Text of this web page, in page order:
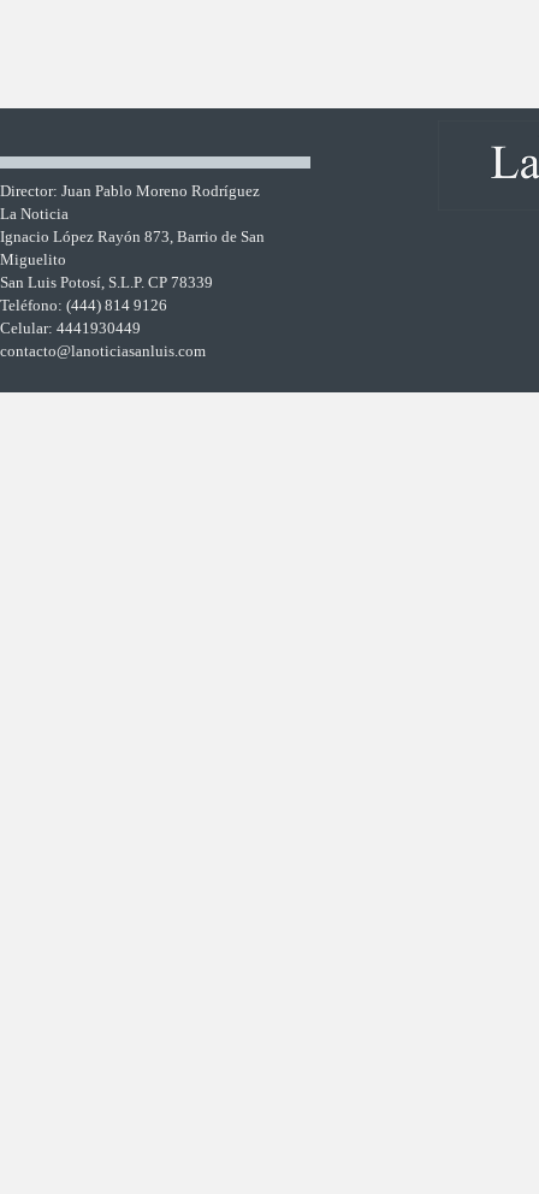
Director: Juan Pablo Moreno Rodríguez
La Noticia
Ignacio López Rayón 873, Barrio de San
Miguelito
San Luis Potosí, S.L.P. CP 78339
Teléfono: (444) 814 9126
Celular: 4441930449
contacto@lanoticiasanluis.com